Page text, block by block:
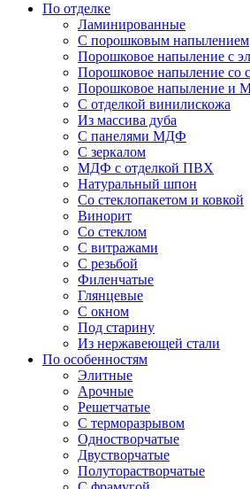
По отделке
Ламинированные
С порошковым напылением
Порошковое напыление с
Порошковое напыление со
Порошковое напыление и
С отделкой винилискожа
Из массива дуба
С панелями МДФ
С зеркалом
МДФ с отделкой ПВХ
Натуральный шпон
Со стеклопакетом и ковкой
Винорит
Со стеклом
С витражами
С резьбой
Филенчатые
Глянцевые
С окном
Под старину
Из нержавеющей стали
По особенностям
Элитные
Арочные
Решетчатые
С терморазрывом
Одностворчатые
Двустворчатые
Полуторастворчатые